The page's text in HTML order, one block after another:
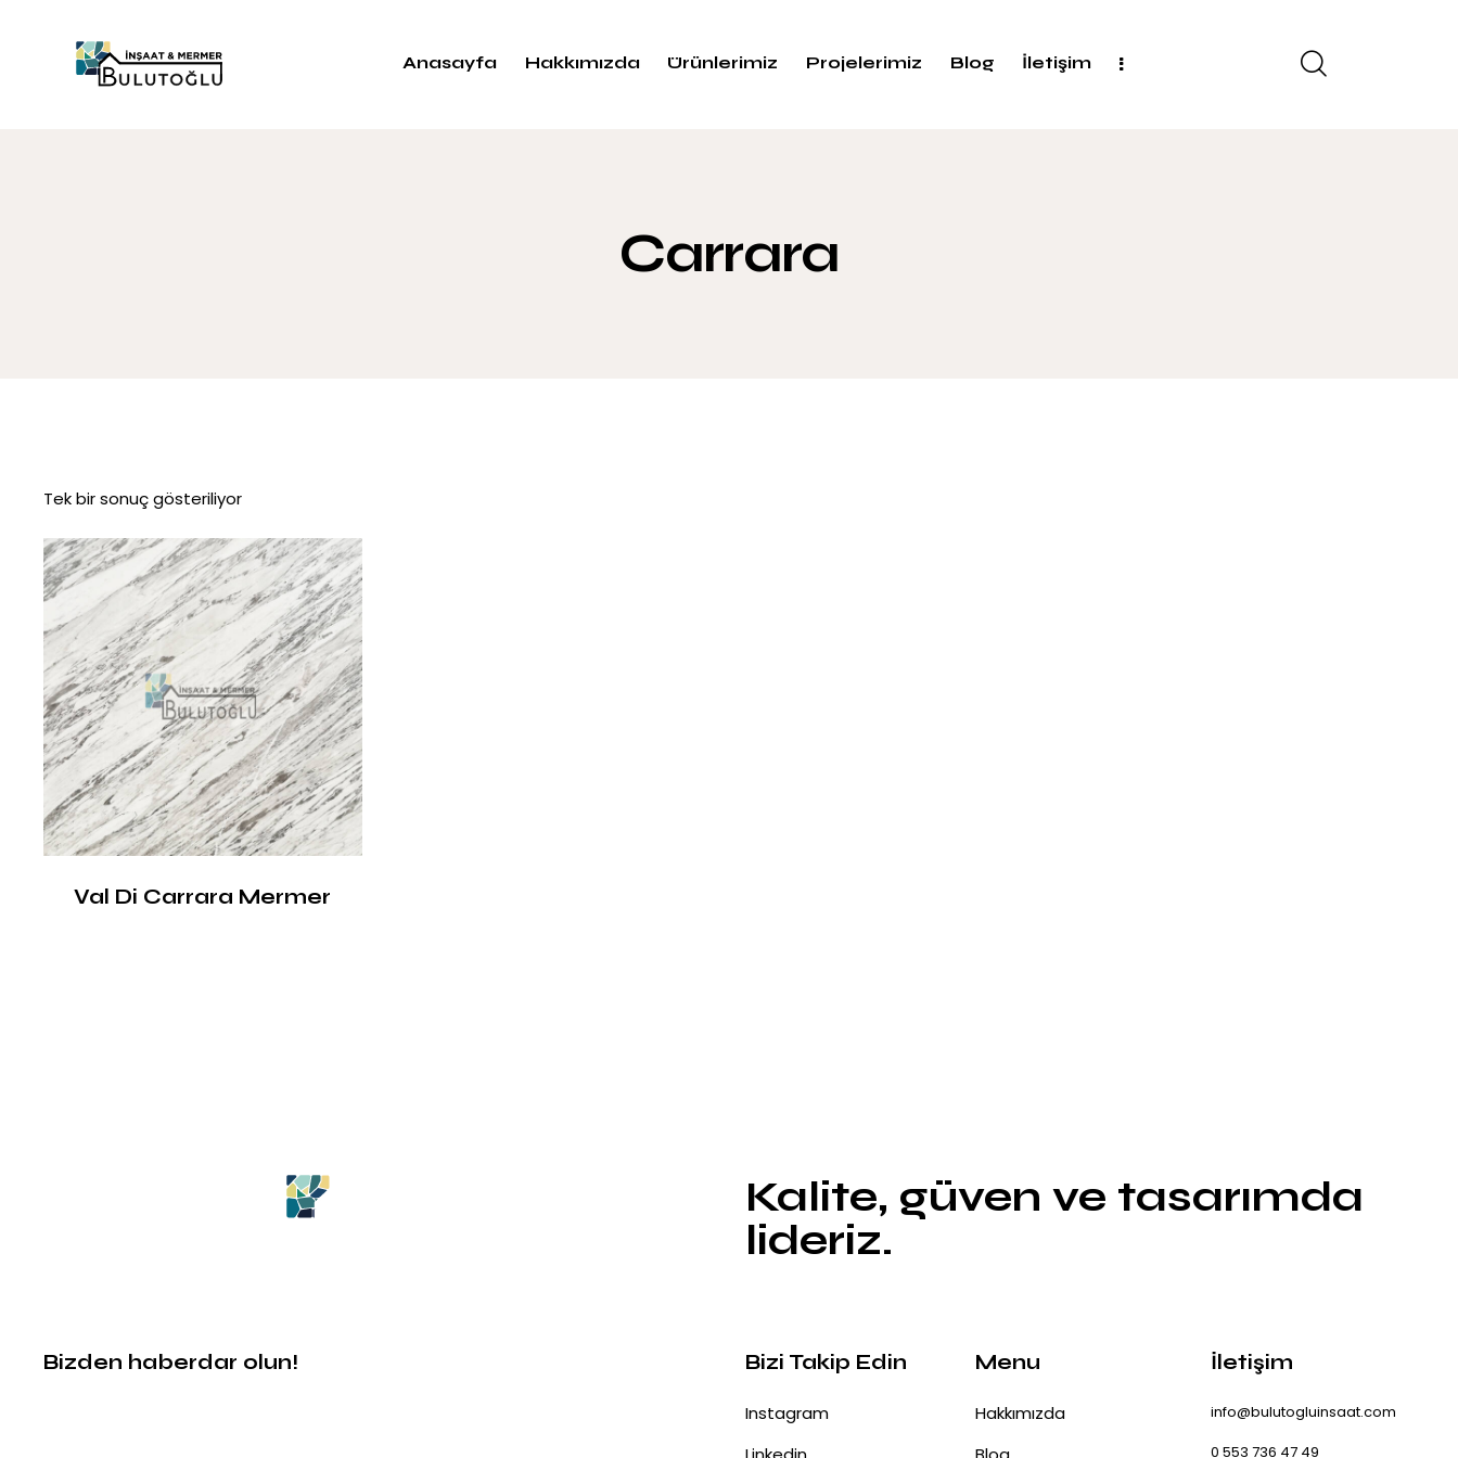
Anasayfa Hakkımızda Ürünlerimiz Projelerimiz Blog İletişim
Carrara
Tek bir sonuç gösteriliyor
Val Di Carrara Mermer
Kalite, güven ve tasarımda
lideriz.
Bizden haberdar olun! Bizi Takip Edin
Instagram
Menu
Hakkımızda
İletişim
info@bulutogluinsaat.com
0 553 736 47 49